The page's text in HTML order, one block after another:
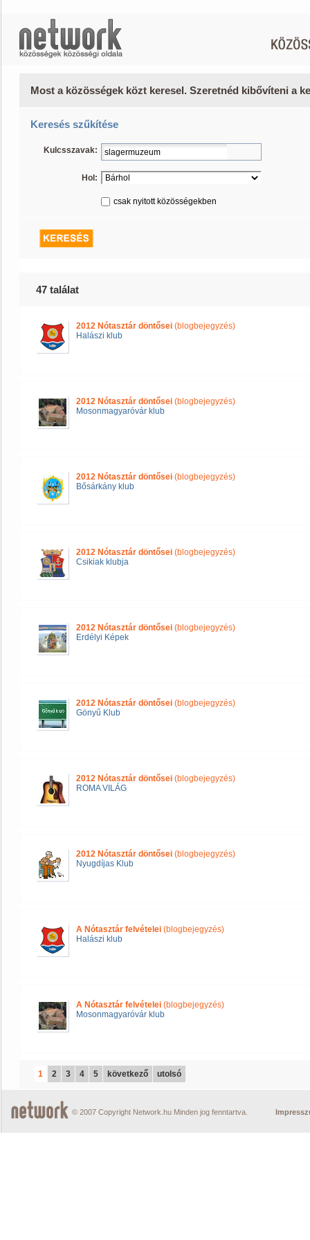
Most a közösségek közt keresel. Szeretnéd kibővíteni a
Keresés szűkítése
Kulcsszavak:
Hol:
csak nyitott közösségekben
47 találat
2012 Nótasztár döntősei (blogbejegyzés)
Halászi klub
2012 Nótasztár döntősei (blogbejegyzés)
Mosonmagyaróvár klub
2012 Nótasztár döntősei (blogbejegyzés)
Bősárkány klub
2012 Nótasztár döntősei (blogbejegyzés)
Csikiak klubja
2012 Nótasztár döntősei (blogbejegyzés)
Erdélyi Képek
2012 Nótasztár döntősei (blogbejegyzés)
Gönyű Klub
2012 Nótasztár döntősei (blogbejegyzés)
ROMA VILÁG
2012 Nótasztár döntősei (blogbejegyzés)
Nyugdíjas Klub
A Nótasztár felvételei (blogbejegyzés)
Halászi klub
A Nótasztár felvételei (blogbejegyzés)
Mosonmagyaróvár klub
1 2 3 4 5 következő utolsó
© 2007 Copyright Network.hu Minden jog fenntartva.